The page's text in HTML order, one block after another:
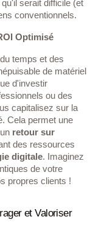
serait difficile (et
conventionnels.
Optimisé
temps et des
de matériel
d'investir
ou des
capitalisez sur la
Cela permet une
retour sur
des ressources
digitale. Imaginez
de votre
propres clients !
et Valoriser